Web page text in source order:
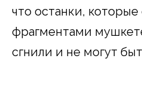
что останки, которые
фрагментами
сгнили и не могут